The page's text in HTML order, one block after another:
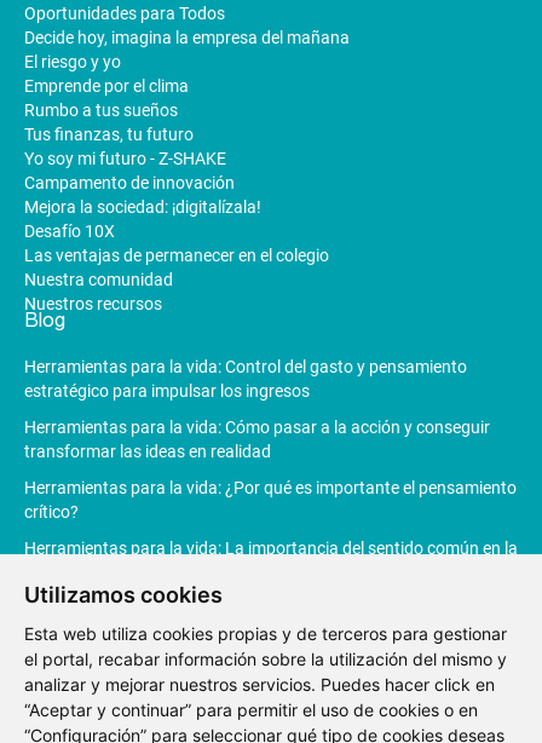
Utilizamos cookies
Esta web utiliza cookies propias y de terceros para gestionar
el portal, recabar información sobre la utilización del mismo y
analizar y mejorar nuestros servicios. Puedes hacer click en
“Aceptar y continuar” para permitir el uso de cookies o en
“Configuración” para seleccionar qué tipo de cookies deseas
Oportunidades para Todos
Decide hoy, imagina la empresa del mañana
El riesgo y yo
Emprende por el clima
Rumbo a tus sueños
Tus finanzas, tu futuro
Yo soy mi futuro - Z-SHAKE
Campamento de innovación
Mejora la sociedad: ¡digitalízala!
Desafío 10X
Las ventajas de permanecer en el colegio
Nuestra comunidad
Nuestros recursos
Blog
Herramientas para la vida: Control del gasto y pensamiento
estratégico para impulsar los ingresos
Herramientas para la vida: Cómo pasar a la acción y conseguir
transformar las ideas en realidad
Herramientas para la vida: ¿Por qué es importante el pensamiento
crítico?
Herramientas para la vida: La importancia del sentido común en la
Herramientas para la vida: La Inteligencia Artificial revoluciona la
productividad